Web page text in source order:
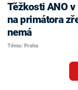
Těžkosti ANO
na primátora
nemá
Téma: Praha